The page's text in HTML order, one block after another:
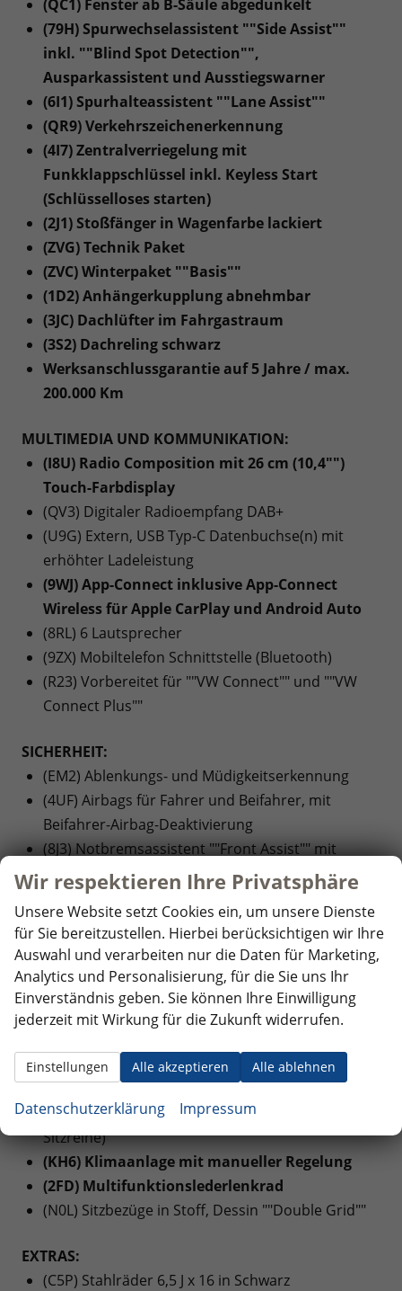
(QC1) Fenster ab B-Säule abgedunkelt
(79H) Spurwechselassistent ""Side Assist""
inkl. ""Blind Spot Detection"",
Ausparkassistent und Ausstiegswarner
(6I1) Spurhalteassistent ""Lane Assist""
(QR9) Verkehrszeichenerkennung
(4I7) Zentralverriegelung mit
Funkklappschlüssel inkl. Keyless Start
(Schlüsselloses starten)
(2J1) Stoßfänger in Wagenfarbe lackiert
(ZVG) Technik Paket
(ZVC) Winterpaket ""Basis""
(1D2) Anhängerkupplung abnehmbar
(3JC) Dachlüfter im Fahrgastraum
(3S2) Dachreling schwarz
Werksanschlussgarantie auf 5 Jahre / max.
200.000 Km
MULTIMEDIA UND KOMMUNIKATION:
(I8U) Radio Composition mit 26 cm (10,4"")
Touch-Farbdisplay
(QV3) Digitaler Radioempfang DAB+
(U9G) Extern, USB Typ-C Datenbuchse(n) mit
erhöhter Ladeleistung
(9WJ) App-Connect inklusive App-Connect
Wireless für Apple CarPlay und Android Auto
(8RL) 6 Lautsprecher
(9ZX) Mobiltelefon Schnittstelle (Bluetooth)
(R23) Vorbereitet für ""VW Connect"" und ""VW
Connect Plus""
SICHERHEIT:
(EM2) Ablenkungs- und Müdigkeitserkennung
(4UF) Airbags für Fahrer und Beifahrer, mit
Beifahrer-Airbag-Deaktivierung
(8J3) Notbremsassistent ""Front Assist"" mit
Fußgänger- und Radfahrererkennung
(6C6) Seiten- und Kopfairbag für Fahrer und
Beifahrer, Kopfairbags für die äußeren Sitzplätze
hinten und Mittenairbag vorn
INNENAUSSTATTUNG UND KOMFORT:
(6XP) Außenspiegel elektrisch anklapp-,
(3L1) Höheneinstellung für Sitz links, manuell
(3A0) Kindersitzverankerung (I-Size) und Top
Tether für Sitze im FGR (außer mittlerer Sitz der 2.
Sitzreihe)
(KH6) Klimaanlage mit manueller Regelung
(2FD) Multifunktionslederlenkrad
(N0L) Sitzbezüge in Stoff, Dessin ""Double Grid""
EXTRAS:
(C5P) Stahlräder 6,5 J x 16 in Schwarz
Wir respektieren Ihre Privatsphäre
Unsere Website setzt Cookies ein, um unsere Dienste
für Sie bereitzustellen. Hierbei berücksichtigen wir Ihre
Auswahl und verarbeiten nur die Daten für Marketing,
Analytics und Personalisierung, für die Sie uns Ihr
Einverständnis geben. Sie können Ihre Einwilligung
jederzeit mit Wirkung für die Zukunft widerrufen.
Alle akzeptieren Alle ablehnen
Einstellungen
Datenschutzerklärung Impressum